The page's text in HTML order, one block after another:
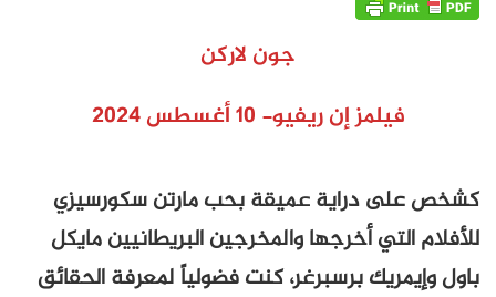
جون لاركن
فيلمز إن ريفيو- 10 أغسطس 2024
كشخص على دراية عميقة بحب مارتن سكورسيزي
للأفلام التي أخرجها والمخرجين البريطانيين مايكل
باول وإيمريك برسبرغر، كنت فضولياً لمعرفة الحقائق